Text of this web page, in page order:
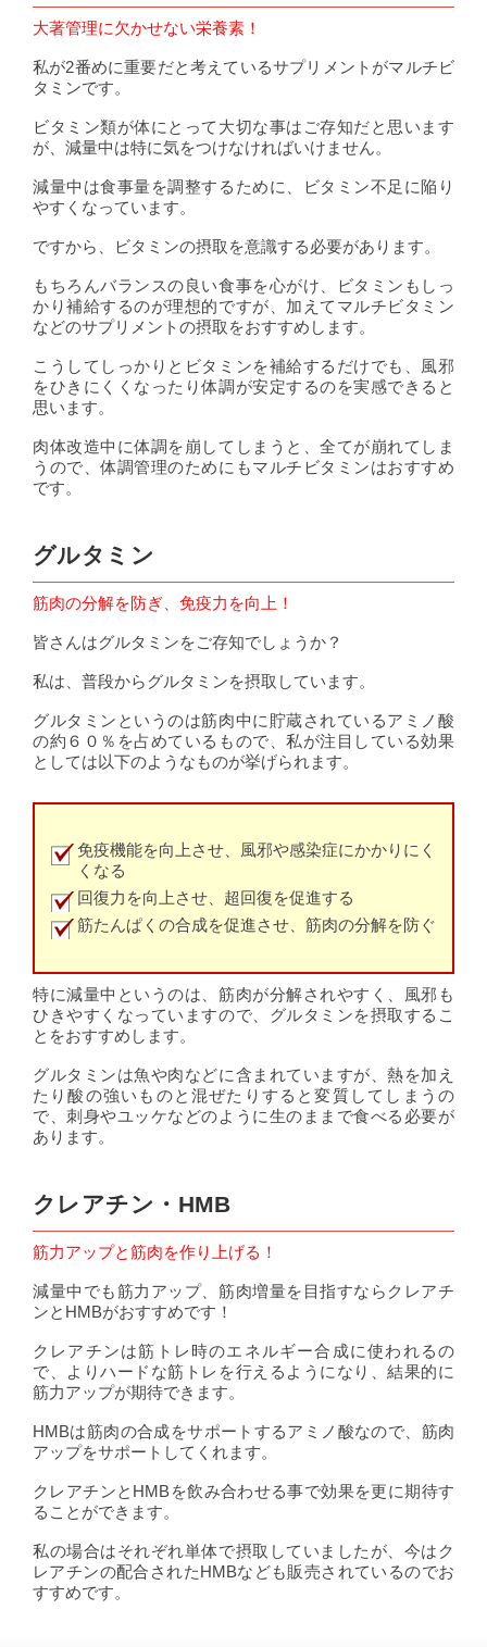
大著管理に欠かせない栄養素！
私が2番めに重要だと考えているサプリメントがマルチビ
タミンです。
ビタミン類が体にとって大切な事はご存知だと思います
が、減量中は特に気をつけなければいけません。
減量中は食事量を調整するために、ビタミン不足に陥り
やすくなっています。
ですから、ビタミンの摂取を意識する必要があります。
もちろんバランスの良い食事を心がけ、ビタミンもしっ
かり補給するのが理想的ですが、加えてマルチビタミン
などのサプリメントの摂取をおすすめします。
こうしてしっかりとビタミンを補給するだけでも、風邪
をひきにくくなったり体調が安定するのを実感できると
思います。
肉体改造中に体調を崩してしまうと、全てが崩れてしま
うので、体調管理のためにもマルチビタミンはおすすめ
です。
グルタミン
筋肉の分解を防ぎ、免疫力を向上！
皆さんはグルタミンをご存知でしょうか？
私は、普段からグルタミンを摂取しています。
グルタミンというのは筋肉中に貯蔵されているアミノ酸
の約６０％を占めているもので、私が注目している効果
としては以下のようなものが挙げられます。
免疫機能を向上させ、風邪や感染症にかかりにく
くなる
回復力を向上させ、超回復を促進する
筋たんぱくの合成を促進させ、筋肉の分解を防ぐ
特に減量中というのは、筋肉が分解されやすく、風邪も
ひきやすくなっていますので、グルタミンを摂取するこ
とをおすすめします。
グルタミンは魚や肉などに含まれていますが、熱を加え
たり酸の強いものと混ぜたりすると変質してしまうの
で、刺身やユッケなどのように生のままで食べる必要が
あります。
クレアチン・HMB
筋力アップと筋肉を作り上げる！
減量中でも筋力アップ、筋肉増量を目指すならクレアチ
ンとHMBがおすすめです！
クレアチンは筋トレ時のエネルギー合成に使われるの
で、よりハードな筋トレを行えるようになり、結果的に
筋力アップが期待できます。
HMBは筋肉の合成をサポートするアミノ酸なので、筋肉
アップをサポートしてくれます。
クレアチンとHMBを飲み合わせる事で効果を更に期待す
ることができます。
私の場合はそれぞれ単体で摂取していましたが、今はク
レアチンの配合されたHMBなども販売されているのでお
すすめです。